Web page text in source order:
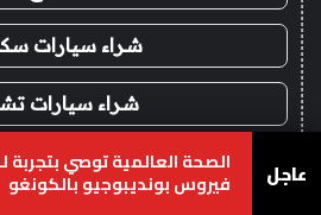
شراء سيارات
شراء سيارات
موقع شراء عاجل الصحة العالمية توصي بتجربة
فيروس بونديبوجيو بالكونغو